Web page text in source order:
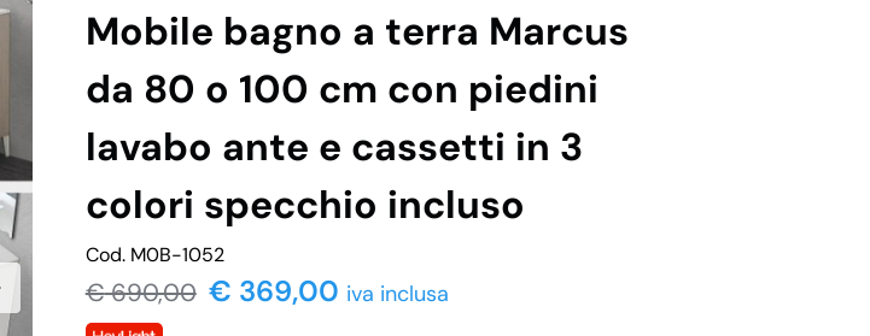
Mobile bagno a terra Marcus
da 80 o 100 cm con piedini
lavabo ante e cassetti in 3
colori specchio incluso
Cod. M0B-1052
€690,00 € 369,00 iva inclusa